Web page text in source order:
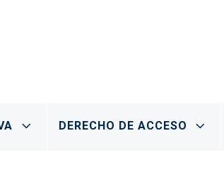
DERECHO DE ACCESO